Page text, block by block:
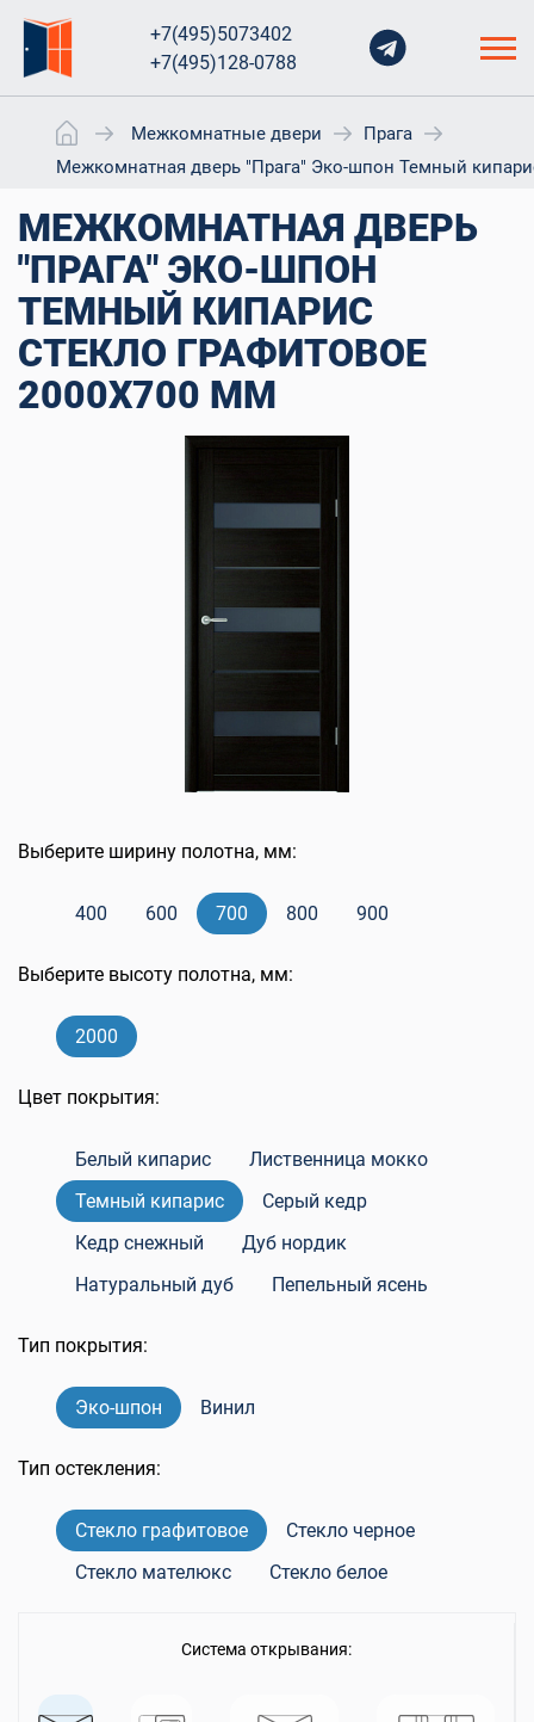
+7(495)5073402
+7(495)128-0788
Межкомнатные двери
Прага
Межкомнатная дверь "Прага" Эко-шпон Темный
МЕЖКОМНАТНАЯ ДВЕРЬ
"ПРАГА" ЭКО-ШПОН
ТЕМНЫЙ КИПАРИС
СТЕКЛО ГРАФИТОВОЕ
2000X700 ММ
Выберите ширину полотна, мм:
400 600 700 800 900
Выберите высоту полотна, мм:
2000
Цвет покрытия:
Белый кипарис
Лиственница мокко
Темный кипарис
Серый кедр
Кедр снежный
Дуб нордик
Натуральный дуб
Пепельный ясень
Тип покрытия:
Эко-шпон Винил
Тип остекления:
Стекло графитовое
Стекло черное
Стекло мателюкс
Стекло белое
Система открывания: